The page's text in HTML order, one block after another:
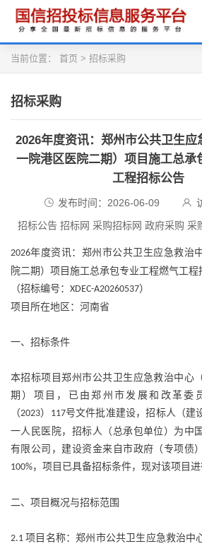
当前位置： 首页 > 招标采购
招标采购
2026年度资讯：郑州市公共卫生应
一院港区医院二期）项目施工总承
工程招标公告
发布时间：2026-06-09
招标公告 招标网 采购招标网 政府采购 采
2026年度资讯： 郑州市公共卫生应急救治
院二期）项目施工总承包专业工程燃气工程
（招标编号： XDEC-A20260537）
项目所在地区：河南省
一、招标条件
本招标项目郑州市公共卫生应急救治中心
期）项目，已由郑州市发展和改革委
（2023） 117号文件批准建设，招标人（建
一人民医院，招标人（总承包单位）为中
有限公司，建设资金来自市政府（专项债
100%，项目已具备招标条件，现对该项目进
二、项目概况与招标范围
2.1项目名称：郑州市公共卫生应急救治中